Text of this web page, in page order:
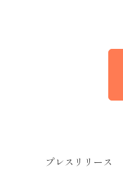
プレスリリース